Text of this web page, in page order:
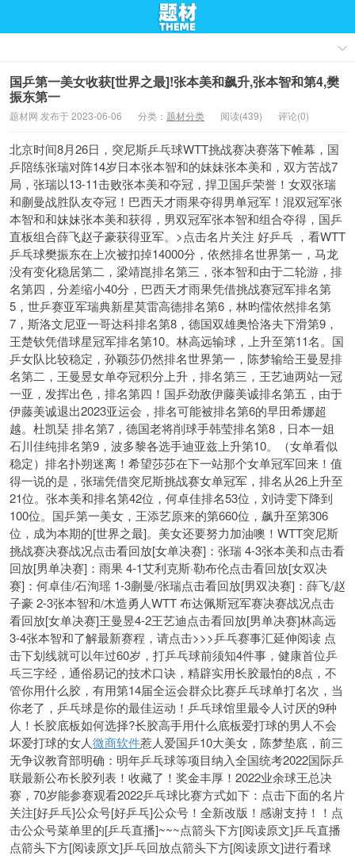
国乒第一美女收获[世界之最]!张本美和飙升,张本智和第4,樊
振东第一
题材网 发布于 2023-06-06 分类： 题材分类 阅读(439) 评论(0)
北京时间8月26日，突尼斯乒乓球WTT挑战赛决赛落下帷幕，国
乒陪练张瑞对阵14岁日本张本智和的妹妹张本美和，双方苦战7
局，张瑞以13-11击败张本美和夺冠，捍卫国乒荣誉！女双张瑞
和蒯曼战胜队友夺冠！巴西天才雨果夺得男单冠军！混双冠军张
本智和和妹妹张本美和获得，男双冠军张本智和组合夺得，国乒
直板组合薛飞赵子豪获得亚军。>点击名片关注 好乒乓 ，看WTT
乒乓球樊振东在上次被扣掉14000分，依然排名世界第一，马龙
没有变化稳居第二，梁靖崑排名第三，张本智和由于二轮游，排
名第四，分差缩小40分，巴西天才雨果凭借挑战赛冠军排名第
5，世乒赛亚军瑞典新星莫雷高德排名第6，林昀儒依然排名第
7，斯洛文尼亚一哥达科排名第8，德国双雄奥恰洛夫下滑第9，
王楚钦凭借球星冠军排名第10。林高远输球，上升至第11名。国
乒女队比较稳定，孙颖莎仍然排名世界第一，陈梦输给王曼昱排
名第二，王曼昱女单夺冠积分上升，排名第三，王艺迪两站一冠
一亚，发挥出色，排名第四！国乒劲敌伊藤美诚排名第五，由于
伊藤美诚退出2023亚运会，排名可能被排名第6的早田希娜超
越。杜凯琹 排名第7，德国老将削球手韩莹排名第8，日本一姐
石川佳纯排名第9，波多黎各选手迪亚兹上升第10。（女单看似
稳定）排名扑朔迷离！希望莎莎在下一站那个女单冠军回来！值
得一说的是，张瑞凭借突尼斯挑战赛女单冠军，排名从26上升至
21位。张本美和排名第42位，何卓佳排名53位，刘诗雯下降到
100位。国乒第一美女，王添艺原来的第660位，飙升至第306
位，成为本期的[世界之最]。美女还要努力加油噢！WTT突尼斯
挑战赛决赛战况点击看回放[女单决赛]：张瑞 4-3张本美和点击看
回放[男单决赛]：雨果 4-1艾利克斯·勒布伦点击看回放[女双决
赛]：何卓佳/石洵瑶 1-3蒯曼/张瑞点击看回放[男双决赛]：薛飞/赵
子豪 2-3张本智和/木造勇人WTT 布达佩斯冠军赛决赛战况点击
看回放[女单决赛]王曼昱4-2王艺迪点击看回放[男单决赛]林高远
3-4张本智和了解最新赛程，请点击>>>乒乓赛事汇延伸阅读 点
击下划线就可以年过60岁，打乒乓球前须知4件事，健康首位乒
乓三字经，通俗易记的技术口诀，精辟实用长胶最怕的8点，不
管你用什么胶，有用第14届全运会群众比赛乒乓球单打名次，当
你老了，乒乓球是你的最佳运动！乒乓球馆里最令人讨厌的9种
人！长胶底板如何选择?长胶高手用什么底板爱打球的男人不会
坏爱打球的女人微商软件惹人爱国乒10大美女，陈梦垫底，前三
无争议教育部明确：明年乒乓球等项目纳入全国统考2022国际乒
联最新公布长胶列表！收藏了！奖金丰厚！2022业余球王总决
赛，70岁能参赛观看2022乒乓球比赛方式如下：点击下面的名片
关注[好乒乓]公众号[好乒乓]公众号！全新改版！感谢支持！！点
击公众号菜单里的[乒乓直播]~~~点箭头下方[阅读原文]乒乓直播
点箭头下方[阅读原文]乒乓回放点箭头下方[阅读原文]进行看球